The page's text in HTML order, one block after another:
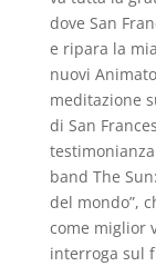
dove San
e ripara la
nuovi
meditazione
di San
band The
del mondo”,
come miglior
interroga sul